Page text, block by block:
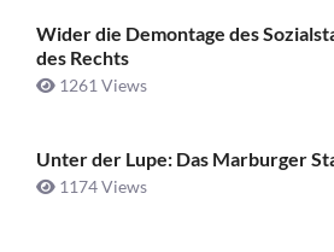
Wider die Demontage des
des Rechts
1261 Views
Unter der Lupe: Das Marburger
1174 Views